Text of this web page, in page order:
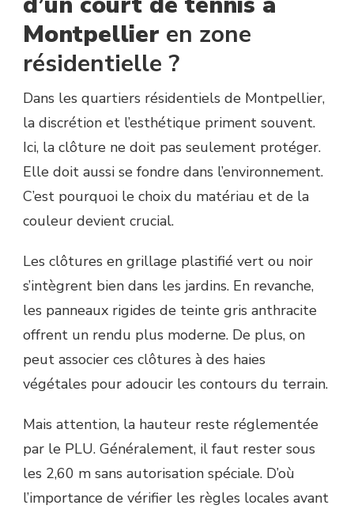
Montpellier en zone
résidentielle ?
Dans les quartiers résidentiels de Montpellier,
la discrétion et l’esthétique priment souvent.
Ici, la clôture ne doit pas seulement protéger.
Elle doit aussi se fondre dans l’environnement.
C’est pourquoi le choix du matériau et de la
couleur devient crucial.
Les clôtures en grillage plastifié vert ou noir
s’intègrent bien dans les jardins. En revanche,
les panneaux rigides de teinte gris anthracite
offrent un rendu plus moderne. De plus, on
peut associer ces clôtures à des haies
végétales pour adoucir les contours du terrain.
Mais attention, la hauteur reste réglementée
par le PLU. Généralement, il faut rester sous
les 2,60 m sans autorisation spéciale. D’où
l’importance de vérifier les règles locales avant